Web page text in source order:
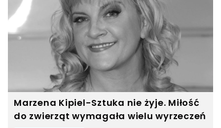
Marzena Kipiel-Sztuka nie żyje. Miłość
do zwierząt wymagała wielu wyrzeczeń